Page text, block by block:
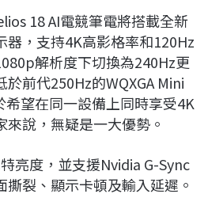
18 AI電競筆電將搭載全新
器，支持4K高影格率和120Hz
解析度下切換為240Hz更
前代250Hz的WQXGA Mini
希望在同一設備上同時享受4K
說，無疑是一大優勢。
亮度，並支援Nvidia G-Sync
裂、顯示卡頓及輸入延遲。